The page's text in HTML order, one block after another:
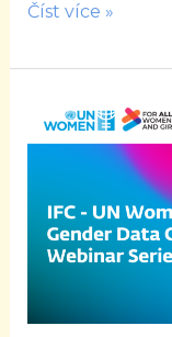
Číst více »
UN
Webinar
#2:
Addressing
based